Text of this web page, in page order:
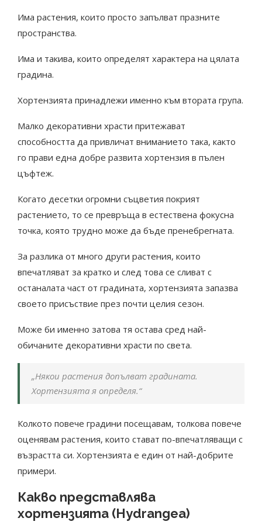
Има растения, които просто запълват празните
пространства.
Има и такива, които определят характера на цялата
градина.
Хортензията принадлежи именно към втората група.
Малко декоративни храсти притежават
способността да привличат вниманието така, както
го прави една добре развита хортензия в пълен
цъфтеж.
Когато десетки огромни съцветия покрият
растението, то се превръща в естествена фокусна
точка, която трудно може да бъде пренебрегната.
За разлика от много други растения, които
впечатляват за кратко и след това се сливат с
останалата част от градината, хортензията запазва
своето присъствие през почти целия сезон.
Може би именно затова тя остава сред най-
обичаните декоративни храсти по света.
„Някои растения допълват градината.
Хортензията я определя.“
Колкото повече градини посещавам, толкова повече
оценявам растения, които стават по-впечатляващи с
възрастта си. Хортензията е един от най-добрите
примери.
Какво представлява
хортензията (Hydrangea)